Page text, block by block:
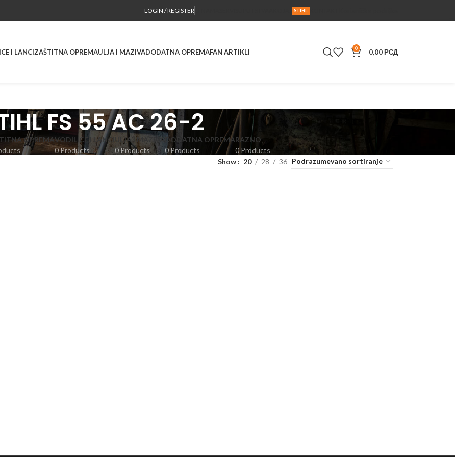
LOGIN / REGISTER STIHL
I LANCIZAŠTITNA OPREMAULJA I MAZIVADODATNA OPREMAFAN ARTIKLI 0 0,00РСД
FS 55 AC 26-2
OPREMAVODILICE I LANCI
0 Products
ULJA I MAZIVA
0 Products
DODATNA OPREMA
0 Products
RAZNO
0 Products
Show 20 28 36